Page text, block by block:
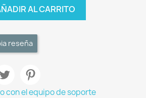
AL CARRITO
reseña
con el equipo de soporte